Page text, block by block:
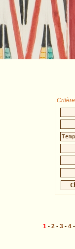
1 - 2 - 3 - 4 -